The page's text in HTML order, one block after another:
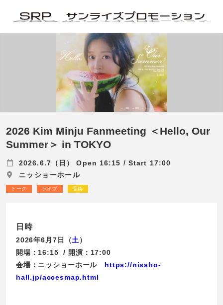
2026 Kim Minju Fanmeeting ＜Hello, Our
Summer＞ in TOKYO
2026.6.7（日） Open 16:15 / Start 17:00
ニッショーホール
トーク ライブ 音楽
日時
2026年6月7日（土 ）
開場：16:15 / 開演：17:00
会場：ニッショーホール https://nissho-
hall.jp/accesmap.html